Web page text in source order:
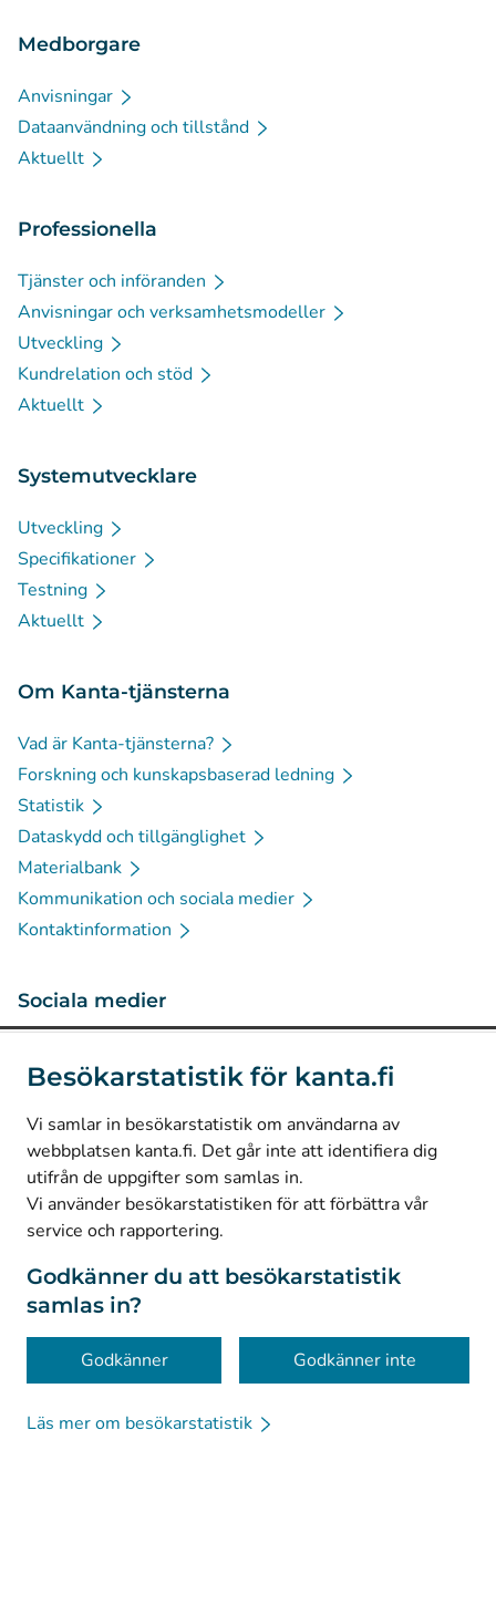
Besökarstatistik för kanta.fi
Vi samlar in besökarstatistik om användarna av
webbplatsen kanta.fi. Det går inte att identifiera dig
utifrån de uppgifter som samlas in.
Vi använder besökarstatistiken för att förbättra vår
service och rapportering.
Godkänner du att besökarstatistik
samlas in?
Godkänner Godkänner inte
Läs mer om besökarstatistik
Medborgare
Anvisningar
Dataanvändning och tillstånd
Aktuellt
Professionella
Tjänster och införanden
Anvisningar och verksamhetsmodeller
Utveckling
Kundrelation och stöd
Aktuellt
Systemutvecklare
Utveckling
Specifikationer
Testning
Aktuellt
Om Kanta-tjänsterna
Vad är Kanta-tjänsterna?
Forskning och kunskapsbaserad ledning
Statistik
Dataskydd och tillgänglighet
Materialbank
Kommunikation och sociala medier
Kontaktinformation
Sociala medier
LinkedIn(Avautuu uuteen välilehteen)
Facebook
Avautuu uuteen välilehteen)
© Kanta-Palvelut, Kansaneläkelaitos
Dataskydd
Om webbplatsen
Tillgänglighet
Kakor